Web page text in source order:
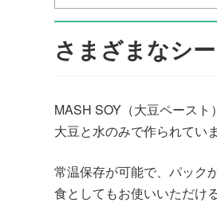
さまざまなシ
MASH SOY（大豆ペース
大豆と水のみで作られていま
常温保存が可能で、パック
食としてもお使いいただけ